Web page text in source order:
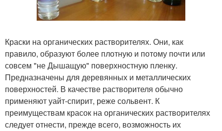
Краски на органических растворителях. Они, как
правило, образуют более плотную и потому почти или
совсем "не Дышащую" поверхностную пленку.
Предназначены для деревянных и металлических
поверхностей. В качестве растворителя обычно
применяют уайт-спирит, реже сольвент. К
преимуществам красок на органических растворителях
следует отнести, прежде всего, возможность их